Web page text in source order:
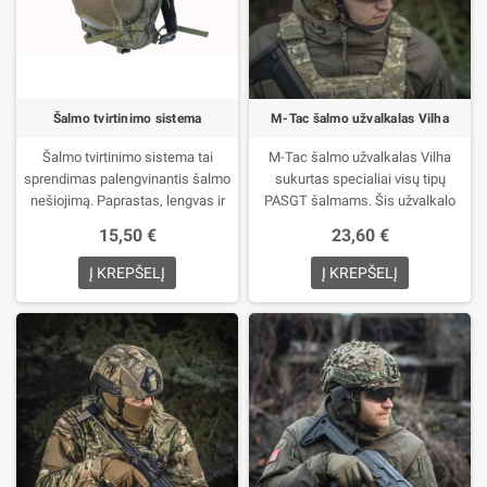
Šalmo tvirtinimo sistema
Šalmo tvirtinimo sistema tai
sprendimas palengvinantis šalmo
nešiojimą. Paprastas, lengvas ir
tvirtinti šalmą prie kuprinės, tokiu
būdu sutaupoma vietos kuprinės
viduje, o šalmas patikimai ir
Šalmo tvirtinimo sistema susideda
iš keturių diržų bei tinklelio, kurie
užtikrina saugų ir stabilų šalmo
tvirtinimą. Diržai turi didelį ilgio
reguliavimo diapazoną tad
platforma tinkama praktiškai
visiems šalmams.Spalva - Ranger
greenMedžiaga - Cordura 770
15,50 €
Į KREPŠELĮ
M-Tac šalmo užvalkalas Vilha
M-Tac šalmo užvalkalas Vilha
sukurtas specialiai visų tipų
PASGT šalmams. Šis užvalkalo
sudėtingoje vietovėje ir apsaugoti
nuo išorinių poveikių.Pagaminta iš
Cordura 500D – aukštos kokybės
tarnavimo laiką. Išorinė užvalkalo
dalis yra banguota laužanti sferinę
šalmo formą, tai taip pat leidžia
pritvirtinti papildomas kamufliažo
priemones - pagaminta naudojant
Laser Cut technologija.Užvalkalas
lengvai pritvirtinamas prie šalmo
Velcro pagalba. Apatiniame krašte
23,60 €
Į KREPŠELĮ